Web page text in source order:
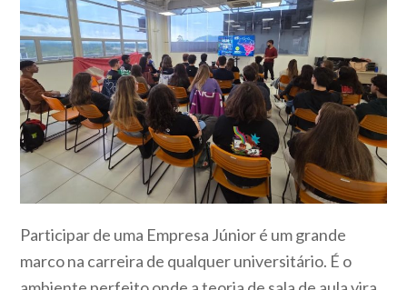
Participar de uma Empresa Júnior é um grande
marco na carreira de qualquer universitário. É o